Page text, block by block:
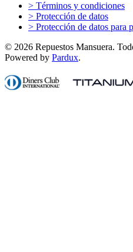
> Términos y condiciones
> Protección de datos
> Protección de datos para
© 2026 Repuestos Mansuera.
Powered by Pardux.